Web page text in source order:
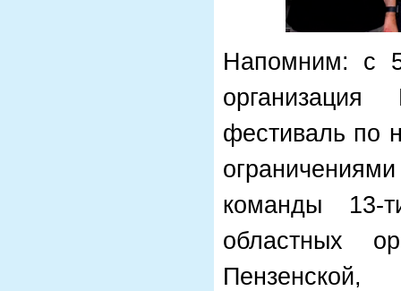
Напомним: с
фестиваль по
команды 13-
областных